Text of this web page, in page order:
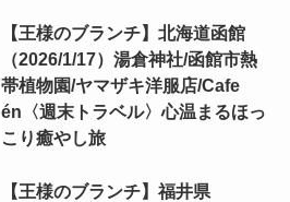
【王様のブランチ】北海道函館
（2026/1/17）湯倉神社/函館市熱
帯植物園/ヤマザキ洋服店/Cafe
én〈週末トラベル〉心温まるほっ
こり癒やし旅
【王様のブランチ】福井県